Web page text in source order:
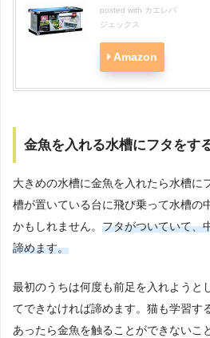
posted with カエレバ
ジェックス
Amazon
金魚を入れる水槽にフタをす
大きめの水槽に金魚を入れたら水槽に
槽が置いている台に飛び乗って水槽の
かもしれません。 フタがついていて、
諦めます。
最初のうちは何度も前足を入れようと
てできなければ諦めます。猫も学習す
あったら金魚を触ることができないこ